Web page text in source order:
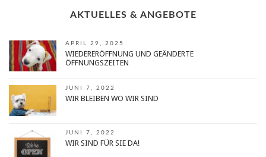
AKTUELLES & ANGEBOTE
APRIL 29, 2025
WIEDERERÖFFNUNG UND GEÄNDERTE
ÖFFNUNGSZEITEN
JUNI 7, 2022
WIR BLEIBEN WO WIR SIND
JUNI 7, 2022
WIR SIND FÜR SIE DA!